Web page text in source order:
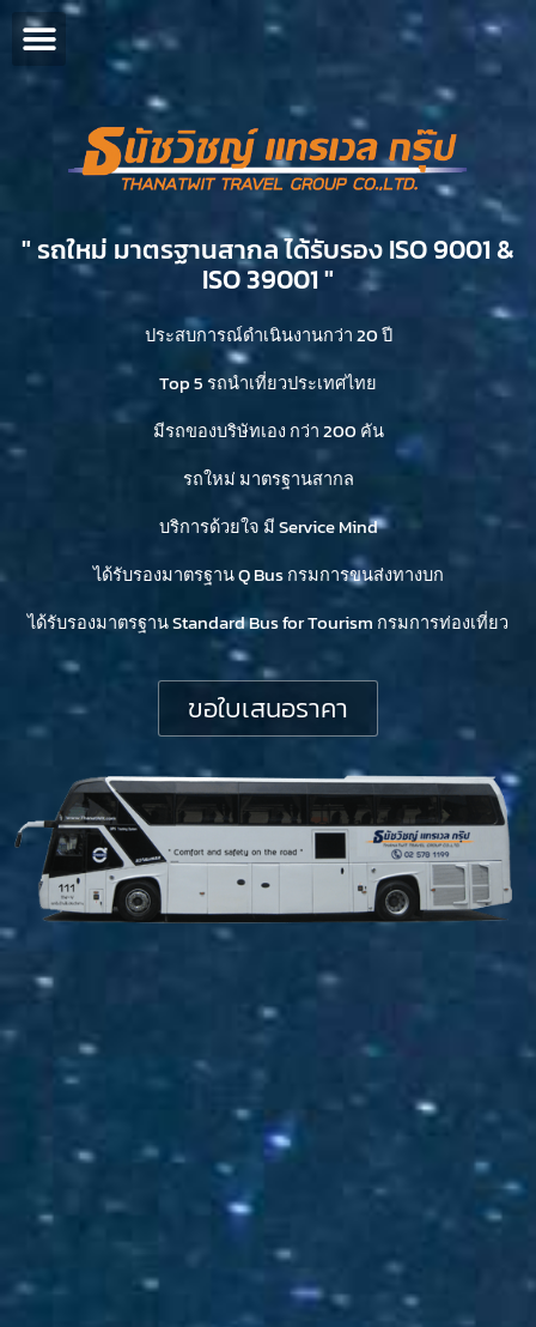
" รถใหม่ มาตรฐานสากล ได้รับรอง ISO 9001 &
ISO 39001 "​
ประสบการณ์ดำเนินงานกว่า 20 ปี
Top 5 รถนำเที่ยวประเทศไทย
มีรถของบริษัทเอง กว่า 200 คัน
รถใหม่ มาตรฐานสากล
บริการด้วยใจ มี Service Mind
ได้รับรองมาตรฐาน Q Bus กรมการขนส่งทางบก
ได้รับรองมาตรฐาน Standard Bus for Tourism กรมการท่องเที่ยว
ขอใบเสนอราคา